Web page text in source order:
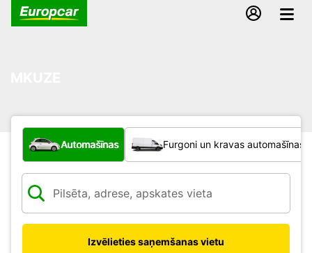
Kāda veida transportlīdzeklis?
Automašīnas Furgoni un kravas automašīnas
Izvēlieties saņemšanas vietu